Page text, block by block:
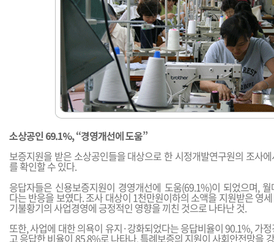
소상공인 69.1%, “경영개선에 도움”
보증지원을 받은 소상공인들을 대상으로 한 시정개발연구원의 조사
를 확인할 수 있다.
응답자들은 신용보증지원이 경영개선에 도움(69.1%)이 되었으며,
다는 반응을 보였다. 조사 대상이 1천만원이하의 소액을 지원받은 영
기불황기의 사업경영에 긍정적인 영향을 끼친 것으로 나타난 것.
또한, 사업에 대한 의욕이 유지·강화되었다는 응답비율이 90.1%, 가
고 응답한 비율이 85.8%로 나타나, 특례보증의 지원이 사회안전망을